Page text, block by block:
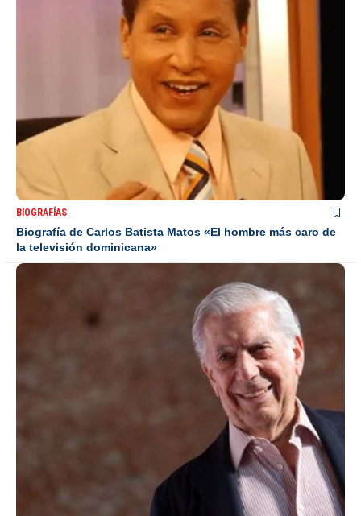
BIOGRAFÍAS
Biografía de Carlos Batista Matos «El hombre más caro de
la televisión dominicana»